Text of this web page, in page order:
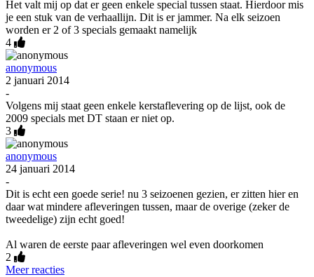
Het valt mij op dat er geen enkele special tussen staat. Hierdoor mis
je een stuk van de verhaallijn. Dit is er jammer. Na elk seizoen
worden er 2 of 3 specials gemaakt namelijk
4
anonymous
2 januari 2014
-
Volgens mij staat geen enkele kerstaflevering op de lijst, ook de
2009 specials met DT staan er niet op.
3
anonymous
24 januari 2014
-
Dit is echt een goede serie! nu 3 seizoenen gezien, er zitten hier en
daar wat mindere afleveringen tussen, maar de overige (zeker de
tweedelige) zijn echt goed!
Al waren de eerste paar afleveringen wel even doorkomen
2
Meer reacties